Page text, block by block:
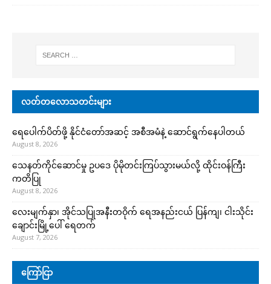
လတ်တလောသတင်းများ
ရေပေါက်ပိတ်ဖို့ နိုင်ငံတော်အဆင့် အစီအမံနဲ့ ဆောင်ရွက်နေပါတယ်
August 8, 2026
သေနတ်ကိုင်ဆောင်မှု ဥပဒေ ပိုမိုတင်းကြပ်သွားမယ်လို့ ထိုင်းဝန်ကြီး
ကတိပြု
August 8, 2026
လေးမျက်နှာ၊ အိုင်သပြုအနီးတဝိုက် ရေအနည်းငယ် ပြန်ကျ၊ ငါးသိုင်း
ချောင်းမြို့ပေါ် ရေတက်
August 7, 2026
ကြော်ငြာ